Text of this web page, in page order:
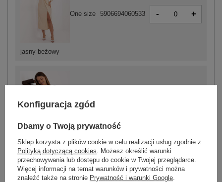
jasny beżowy
One size 5906694060533 - +
ciemny brązowy
One size
Zobacz wszystkie kolory (+1)
Konfiguracja zgód
Dbamy o Twoją prywatność
Sklep korzysta z plików cookie w celu realizacji usług zgodnie z
Polityką dotyczącą cookies . Możesz określić warunki
przechowywania lub dostępu do cookie w Twojej przeglądarce.
Więcej informacji na temat warunków i prywatności można
znaleźć także na stronie Prywatność i warunki Google